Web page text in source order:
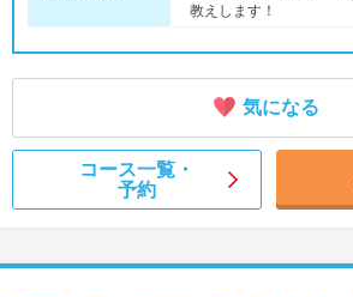
教えします！
気になる
コース一覧・
予約